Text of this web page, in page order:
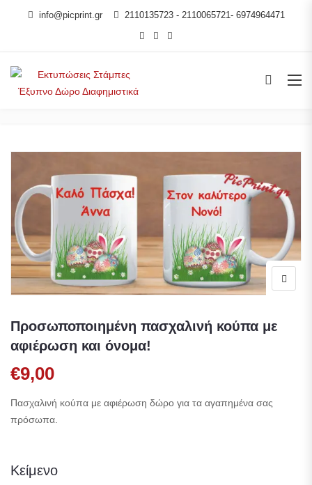
info@picprint.gr 2110135723 - 2110065721- 6974964471
Προσωποποιημένη πασχαλινή κούπα με
αφιέρωση και όνομα!
€9,00
Πασχαλινή κούπα με αφιέρωση δώρο για τα αγαπημένα σας
πρόσωπα.
Κείμενο